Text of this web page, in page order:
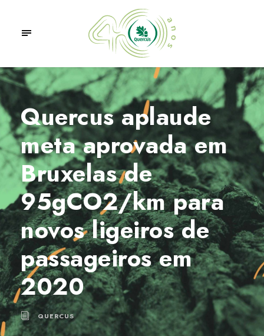
Quercus aplaude
meta aprovada em
Bruxelas de
95gCO2/km para
novos ligeiros de
passageiros em
2020
QUERCUS